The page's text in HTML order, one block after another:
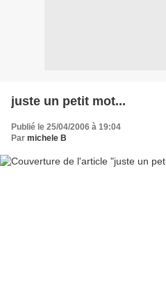
juste un petit mot...
Publié le 25/04/2006 à 19:04
Par michele B